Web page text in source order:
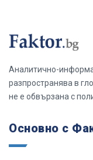
Аналитично-
разпространява в
не е обвързана с
Основно с